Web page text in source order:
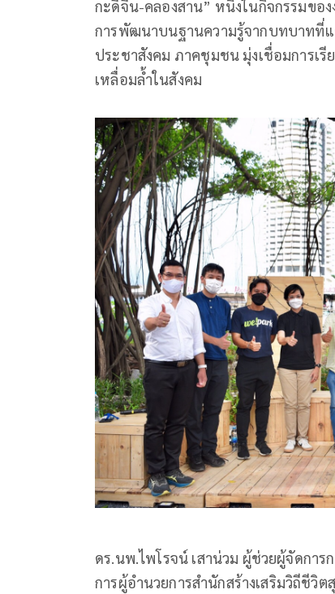
กะดีจีน-คลองสาน” หนึ่งในกิจกรรมขอ
การพัฒนาบนฐานความรู้จากบทบาทที่
ประชาสังคม ภาคชุมชน มุ่งเชื่อมการเ
เหลื่อมล้ำในสังคม
ดร.นพ.ไพโรจน์ เสาน่วม ผู้ช่วยผู้จัดกา
การผู้อำนวยการสำนักสร้างเสริมวิถีชีวิ